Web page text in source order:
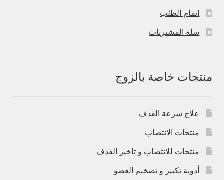
اتمام الطلب
سلة المشتريات
منتجات خاصة بالزوج
علاج سرعة القذف
منتجات الانتصاب
منتجات للانتصاب و تاخير القذف
أدوية تكبير و تضخيم العضو